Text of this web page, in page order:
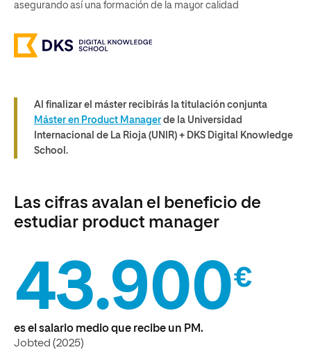
asegurando así una formación de la mayor calidad
Al finalizar el máster recibirás la titulación conjunta
Máster en Product Manager de la Universidad
Internacional de La Rioja (UNIR) + DKS Digital Knowledge
School.
Las cifras avalan el beneficio de
estudiar product manager
43.900€
es el salario medio que recibe un PM.
Jobted (2025)